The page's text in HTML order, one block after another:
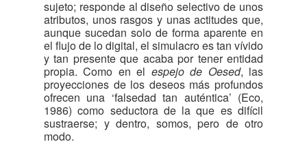
sujeto; responde al diseño selectivo de unos
atributos, unos rasgos y unas actitudes que,
aunque sucedan solo de forma aparente en
el flujo de lo digital, el simulacro es tan vívido
y tan presente que acaba por tener entidad
propia. Como en el espejo de Oesed, las
proyecciones de los deseos más profundos
ofrecen una ‘falsedad tan auténtica’ (Eco,
1986) como seductora de la que es difícil
sustraerse; y dentro, somos, pero de otro
modo.